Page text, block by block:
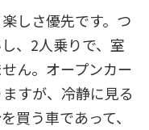
しさ優先です。つ
、2人乗りで、室
ん。オープンカー
すが、冷静に見る
買う車であって、